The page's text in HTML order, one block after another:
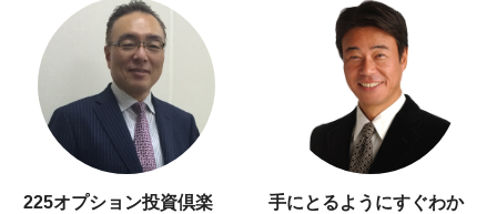
225オプション投資倶楽
手にとるようにすぐわか